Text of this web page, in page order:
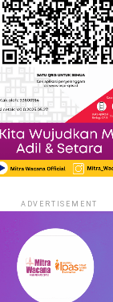
featuring
Throughout the
filled with
space for
program.
of several panel
migrant
and legal
that discussed
workers, online
stronger legal
ADVERTISEMENT